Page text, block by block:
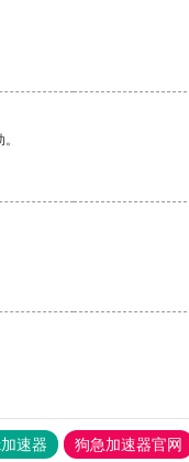
速器 狗急加速器官网